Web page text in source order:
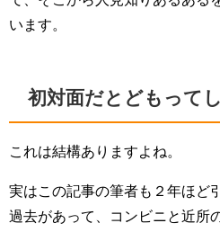
います。
初対面だとどもって
これは結構ありますよね。
実はこの記事の筆者も２年ほど
過去があって、コンビニと近所